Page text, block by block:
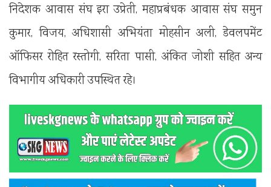
निदेशक आवास संघ इरा उप्रेती, महाप्रबंधक आवास संघ समुन
कुमार, विजय, अधिशासी अभियंता मोहसीन अली, डेवलपमेंट
ऑफिसर रोहित रस्तोगी, सरिता पासी, अंकित जोशी सहित अन्य
विभागीय अधिकारी उपस्थित रहे।